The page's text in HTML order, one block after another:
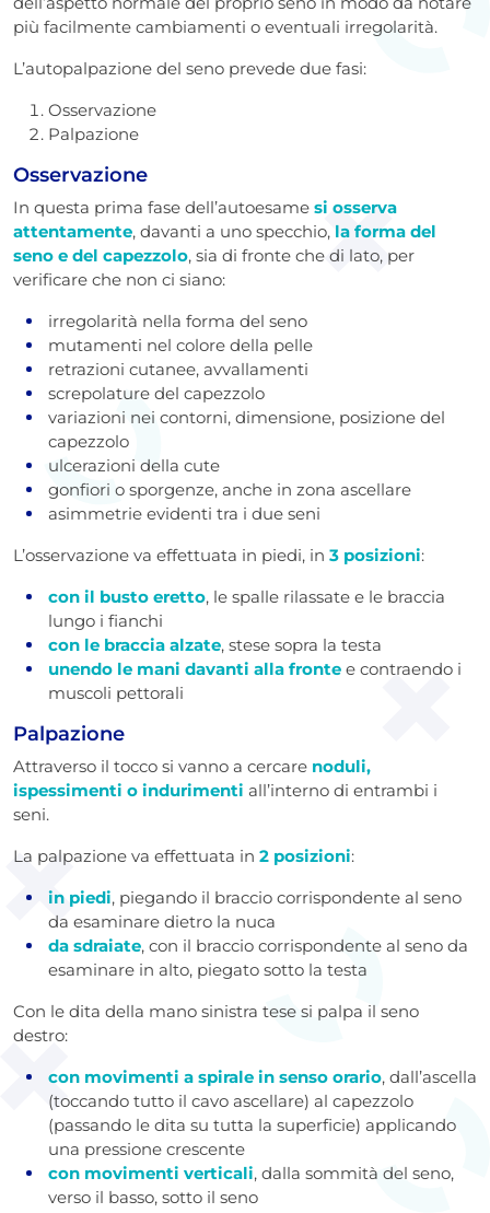
più facilmente cambiamenti o eventuali irregolarità.
L’autopalpazione del seno prevede due fasi:
Osservazione
Palpazione
Osservazione
In questa prima fase dell’autoesame si osserva
attentamente, davanti a uno specchio, la forma del
seno e del capezzolo, sia di fronte che di lato, per
verificare che non ci siano:
irregolarità nella forma del seno
mutamenti nel colore della pelle
retrazioni cutanee, avvallamenti
screpolature del capezzolo
variazioni nei contorni, dimensione, posizione del
capezzolo
ulcerazioni della cute
gonfiori o sporgenze, anche in zona ascellare
asimmetrie evidenti tra i due seni
L’osservazione va effettuata in piedi, in 3 posizioni:
con il busto eretto, le spalle rilassate e le braccia
lungo i fianchi
con le braccia alzate, stese sopra la testa
unendo le mani davanti alla fronte e contraendo i
muscoli pettorali
Palpazione
Attraverso il tocco si vanno a cercare noduli,
ispessimenti o indurimenti all’interno di entrambi i
seni.
La palpazione va effettuata in 2 posizioni:
in piedi, piegando il braccio corrispondente al seno
da esaminare dietro la nuca
da sdraiate, con il braccio corrispondente al seno da
esaminare in alto, piegato sotto la testa
Con le dita della mano sinistra tese si palpa il seno
destro:
con movimenti a spirale in senso orario, dall’ascella
(toccando tutto il cavo ascellare) al capezzolo
(passando le dita su tutta la superficie) applicando
una pressione crescente
con movimenti verticali, dalla sommità del seno,
verso il basso, sotto il seno